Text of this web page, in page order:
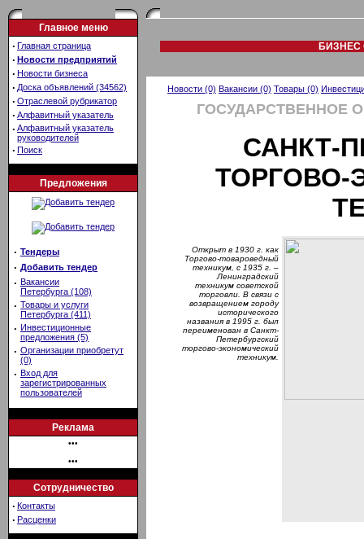
Главное меню
· Главная страница
· Новости предприятий
· Новости бизнеса
· Доска объявлений (34562)
· Отраслевой рубрикатор
· Алфавитный указатель
· Алфавитный указатель
руководителей
· Поиск
Предложения
· Тендеры
· Добавить тендер
· Вакансии
Петербурга (108)
· Товары и услуги
Петербурга (411)
· Инвестиционные
предложения (5)
· Организации приобретут
(0)
· Вход для
зарегистрированных
пользователей
Реклама
•••
•••
Сотрудничество
· Контакты
· Расценки
БИЗНЕС
Новости (0) Вакансии (0) Товары (0)
ГОСУДАРСТВЕННОЕ
САНКТ-
ТОРГОВО-
Открыт в 1930 г. как
Торгово-товароведный
техникум, с 1935 г. –
Ленинградский
техникум советской
торговли. В связи с
возвращением городу
исторического
названия в 1995 г. был
переименован в Санкт-
Петербургский
торгово-экономический
техникум.